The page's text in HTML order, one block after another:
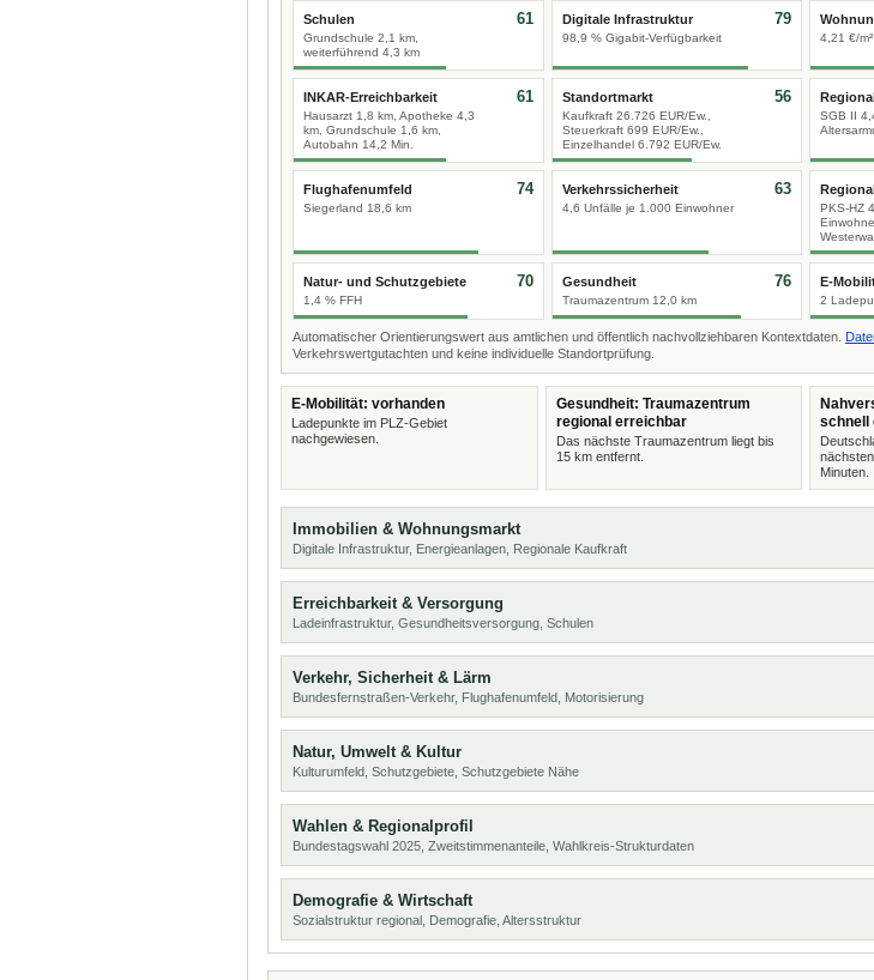
Schulen
Grundschule 2,1 km,
weiterführend 4,3 km
61 Digitale Infrastruktur
98,9 % Gigabit-Verfügbarkeit
79
4,21 €/
INKAR-Erreichbarkeit
Hausarzt 1,8 km, Apotheke 4,3
km, Grundschule 1,6 km,
Autobahn 14,2 Min.
61 Standortmarkt
Kaufkraft 26.726 EUR/Ew.,
Steuerkraft 699 EUR/Ew.,
Einzelhandel 6.792 EUR/Ew.
56
SGB II
Flughafenumfeld
Siegerland 18,6 km
74 Verkehrssicherheit
4,6 Unfälle je 1.000 Einwohner
63
PKS-HZ
Natur- und Schutzgebiete
1,4 % FFH
70 Gesundheit
Traumazentrum 12,0 km
76 E-
2
Automatischer Orientierungswert aus amtlichen und öffentlich nachvollziehbaren Kontextdaten.
Verkehrswertgutachten und keine individuelle Standortprüfung.
E-Mobilität: vorhanden
Ladepunkte im PLZ-Gebiet
nachgewiesen.
Gesundheit: Traumazentrum
regional erreichbar
Das nächste Traumazentrum liegt bis
15 km entfernt.
schnell
Minuten.
Immobilien & Wohnungsmarkt
Digitale Infrastruktur, Energieanlagen, Regionale Kaufkraft
Erreichbarkeit & Versorgung
Ladeinfrastruktur, Gesundheitsversorgung, Schulen
Verkehr, Sicherheit & Lärm
Bundesfernstraßen-Verkehr, Flughafenumfeld, Motorisierung
Natur, Umwelt & Kultur
Kulturumfeld, Schutzgebiete, Schutzgebiete Nähe
Wahlen & Regionalprofil
Bundestagswahl 2025, Zweitstimmenanteile, Wahlkreis-Strukturdaten
Demografie & Wirtschaft
Sozialstruktur regional, Demografie, Altersstruktur